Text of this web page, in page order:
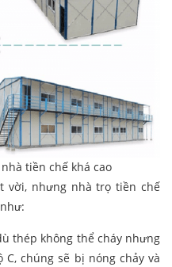
tiền chế khá cao
vời, nhưng nhà trọ tiền chế
thép không thể cháy nhưng
chúng sẽ bị nóng chảy và